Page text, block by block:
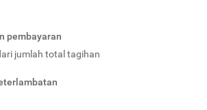
pembayaran
jumlah total tagihan